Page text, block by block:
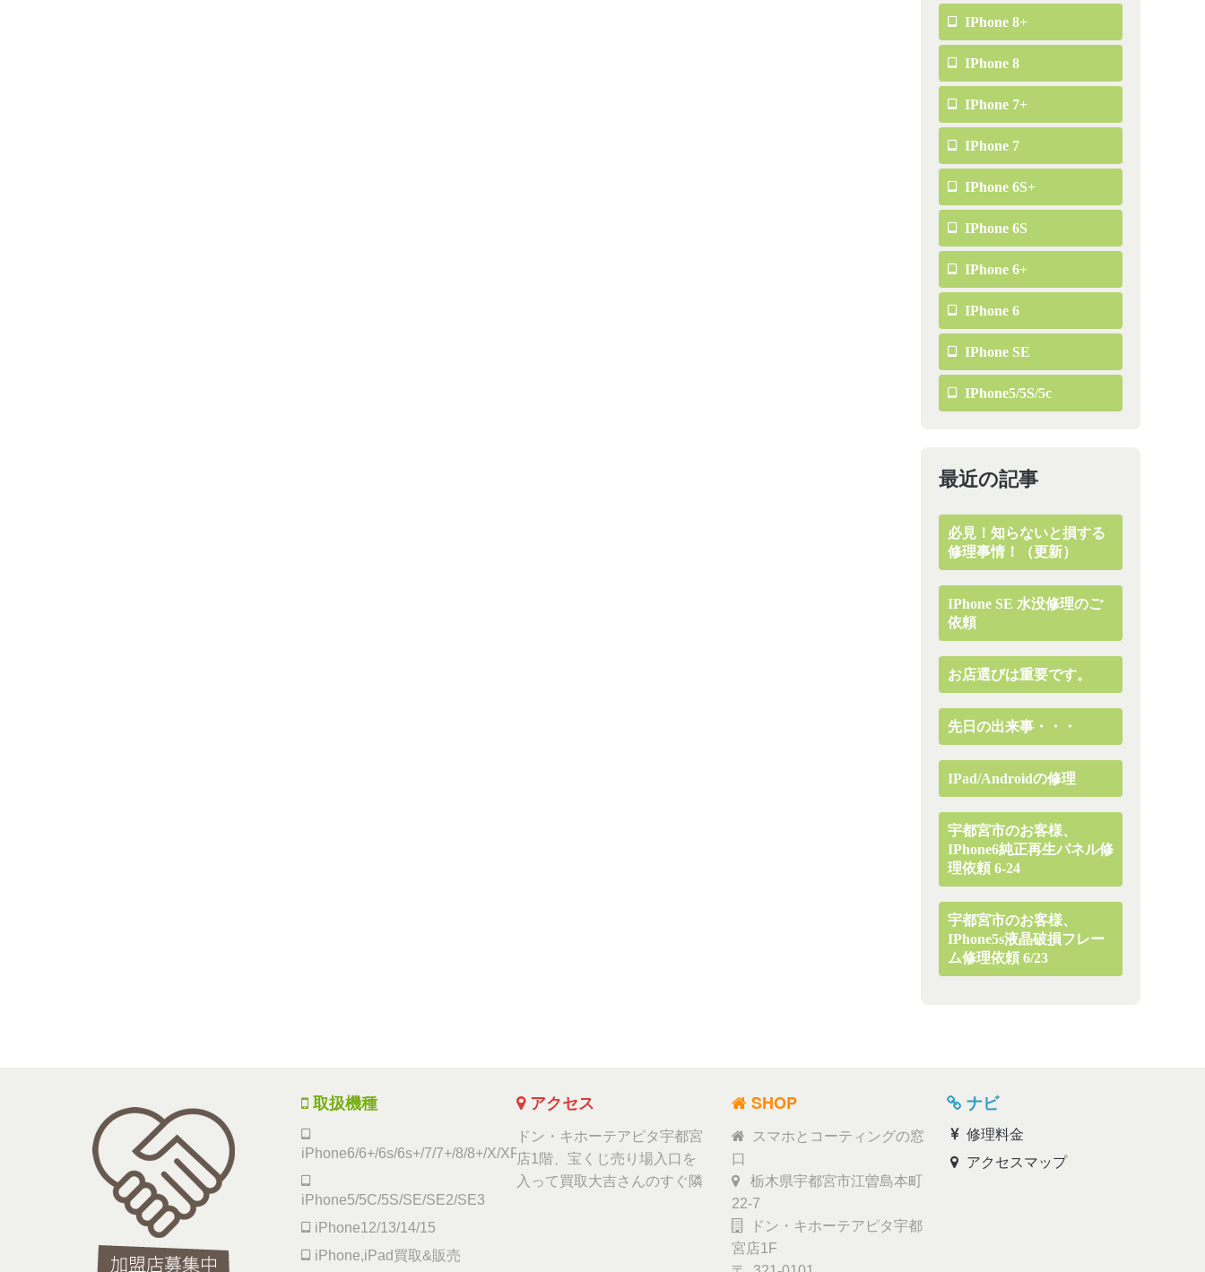
IPhone 8+
IPhone 8
IPhone 7+
IPhone 7
IPhone 6S+
IPhone 6S
IPhone 6+
IPhone 6
IPhone SE
IPhone5/5S/5c
最近の記事
必見！知らないと損する
修理事情！（更新）
IPhone SE 水没修理のご
依頼
お店選びは重要です。
先日の出来事・・・
IPad/Androidの修理
宇都宮市のお客様、
IPhone6純正再生パネル修
理依頼 6-24
宇都宮市のお客様、
IPhone5s液晶破損フレー
ム修理依頼 6/23
取扱機種
iPhone6/6+/6s/6s+/7/7+/8/8+/X/XR/Xs/11
iPhone5/5C/5S/SE/SE2/SE3
iPhone12/13/14/15
iPhone,iPad買取&販売
アクセス
ドン・キホーテアピタ宇都宮
店1階、宝くじ売り場入口を
入って買取大吉さんのすぐ隣
SHOP
スマホとコーティングの窓
口
栃木県宇都宮市江曽島本町
22-7
ドン・キホーテアピタ宇都
宮店1F
ナビ
修理料金
アクセスマップ